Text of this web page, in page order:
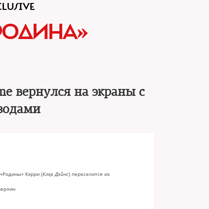
вернулся на экраны с
Кэрри (Клэр Дэйнс) переселится из